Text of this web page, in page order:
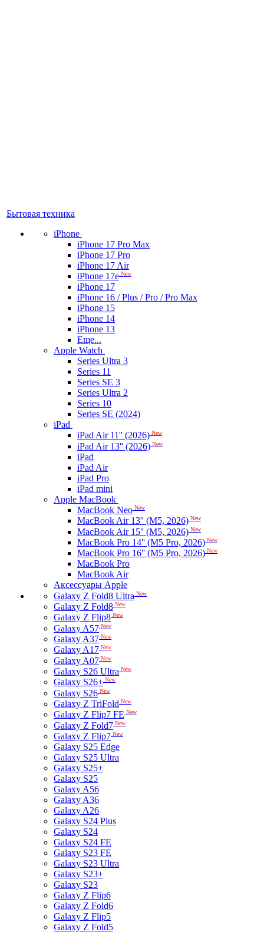
Бытовая техника
iPhone
iPhone 17 Pro Max
iPhone 17 Pro
iPhone 17 Air
iPhone 17e New
iPhone 17
iPhone 16 / Plus / Pro / Pro Max
iPhone 15
iPhone 14
iPhone 13
Еще...
Apple Watch
Series Ultra 3
Series 11
Series SE 3
Series Ultra 2
Series 10
Series SE (2024)
iPad
iPad Air 11'' (2026) New
iPad Air 13'' (2026) New
iPad
iPad Air
iPad Pro
iPad mini
Apple MacBook
MacBook Neo New
MacBook Air 13'' (M5, 2026) New
MacBook Air 15'' (M5, 2026) New
MacBook Pro 14'' (M5 Pro, 2026) New
MacBook Pro 16'' (M5 Pro, 2026) New
MacBook Pro
MacBook Air
Аксессуары Apple
Galaxy Z Fold8 Ultra New
Galaxy Z Fold8 New
Galaxy Z Flip8 New
Galaxy A57 New
Galaxy A37 New
Galaxy A17 New
Galaxy A07 New
Galaxy S26 Ultra New
Galaxy S26+ New
Galaxy S26 New
Galaxy Z TriFold New
Galaxy Z Flip7 FE New
Galaxy Z Fold7 New
Galaxy Z Flip7 New
Galaxy S25 Edge
Galaxy S25 Ultra
Galaxy S25+
Galaxy S25
Galaxy A56
Galaxy A36
Galaxy A26
Galaxy S24 Plus
Galaxy S24
Galaxy S24 FE
Galaxy S23 FE
Galaxy S23 Ultra
Galaxy S23+
Galaxy S23
Galaxy Z Flip6
Galaxy Z Fold6
Galaxy Z Flip5
Galaxy Z Fold5